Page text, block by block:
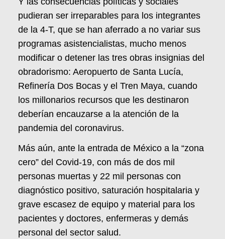
pudieran ser irreparables para los integrantes
de la 4-T, que se han aferrado a no variar sus
programas asistencialistas, mucho menos
modificar o detener las tres obras insignias del
obradorismo: Aeropuerto de Santa Lucía,
Refinería Dos Bocas y el Tren Maya, cuando
los millonarios recursos que les destinaron
deberían encauzarse a la atención de la
pandemia del coronavirus.
Más aún, ante la entrada de México a la “zona
cero” del Covid-19, con más de dos mil
personas muertas y 22 mil personas con
diagnóstico positivo, saturación hospitalaria y
grave escasez de equipo y material para los
pacientes y doctores, enfermeras y demás
personal del sector salud.